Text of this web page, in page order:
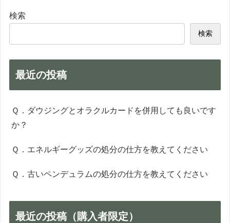
検索
検索
最近の投稿
Ｑ．ダウジングとオラクルカードを併用しても良いです
か？
Ｑ．エネルギーグッズの処分の仕方を教えてください
Ｑ．古いペンデュラムの処分の仕方を教えてください
最近の投稿（購入者限定）